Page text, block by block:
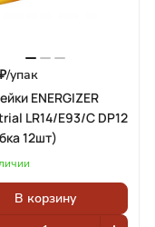
упак
ENERGIZER
LR14/E93/C DP12
12шт)
В корзину